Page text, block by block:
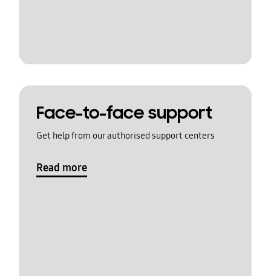
Face-to-face support
Get help from our authorised support centers
Read more